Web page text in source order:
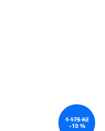
1 175 Kč
–10 %